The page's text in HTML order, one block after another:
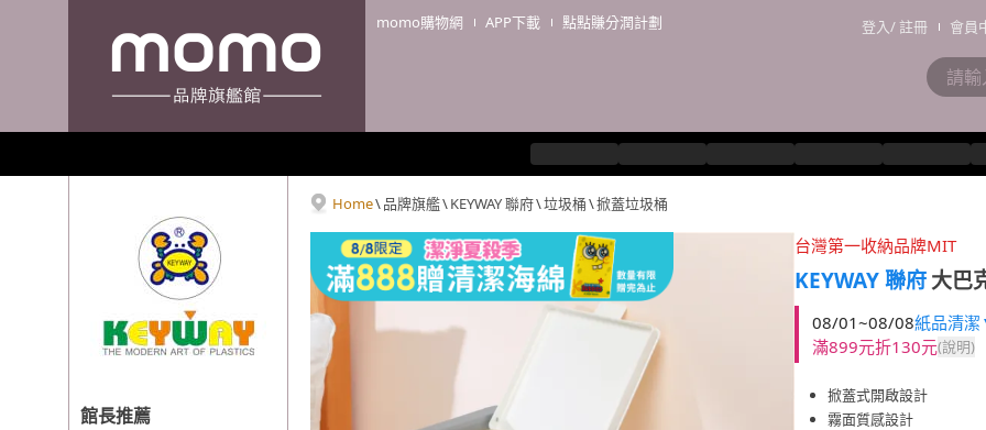
momo購物網 APP下載 點點賺分潤計劃 登入/註冊 會員
館長推薦
Home\品牌旗艦\KEYWAY 聯府\垃圾桶\掀蓋垃圾桶
台灣第一收納品牌MIT
KEYWAY 聯府大巴
08/01~08/08紙品清
滿899元折130元(說明)
掀蓋式開啟設計
霧面質感設計